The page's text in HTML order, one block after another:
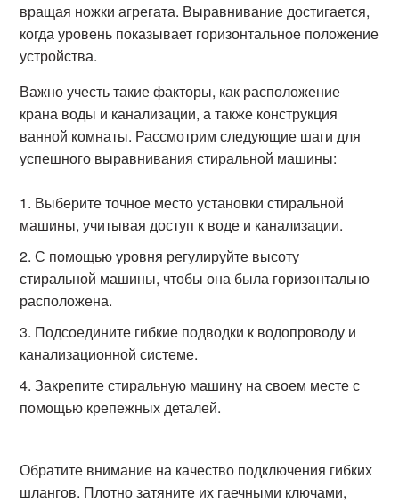
вращая ножки агрегата. Выравнивание достигается,
когда уровень показывает горизонтальное положение
устройства.
Важно учесть такие факторы, как расположение
крана воды и канализации, а также конструкция
ванной комнаты. Рассмотрим следующие шаги для
успешного выравнивания стиральной машины:
Выберите точное место установки стиральной
машины, учитывая доступ к воде и канализации.
С помощью уровня регулируйте высоту
стиральной машины, чтобы она была горизонтально
расположена.
Подсоедините гибкие подводки к водопроводу и
канализационной системе.
Закрепите стиральную машину на своем месте с
помощью крепежных деталей.
Обратите внимание на качество подключения гибких
шлангов. Плотно затяните их гаечными ключами,